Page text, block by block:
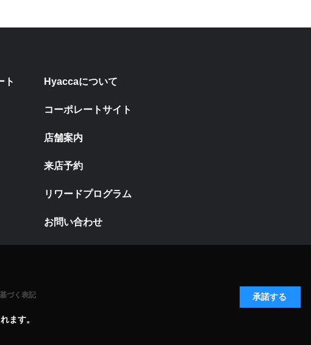
ト Hyaccaについて
コーポレートサイト
店舗案内
来店予約
リワードプログラム
お問い合わせ
づく表記
ます。
承諾する